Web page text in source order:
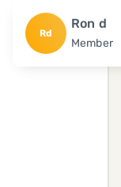
Rd
Ron d
Member